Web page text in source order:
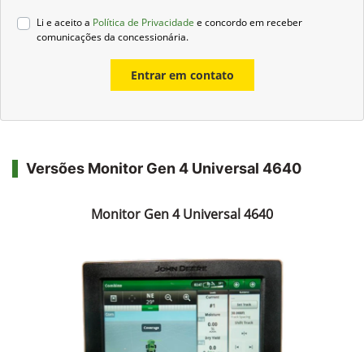
Li e aceito a Política de Privacidade e concordo em receber
comunicações da concessionária.
Entrar em contato
Versões Monitor Gen 4 Universal 4640
Monitor Gen 4 Universal 4640